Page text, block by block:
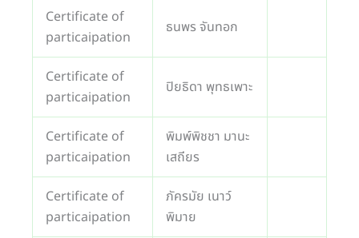
Certificate of
particaipation
ธนพร จันทอก
Certificate of
particaipation
ปิยธิดา พุทธเพาะ
Certificate of
particaipation
พิมพ์พิชชา มานะ
เสถียร
Certificate of
particaipation
ภัครมัย เนาว์
พิมาย